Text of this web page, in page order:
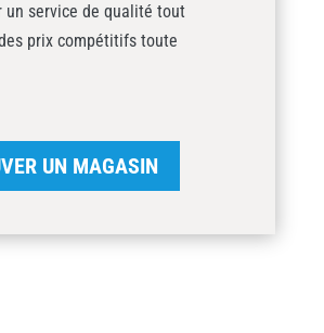
un service de qualité tout
prix compétitifs toute
UN MAGASIN